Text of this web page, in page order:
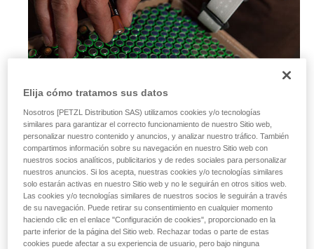
Elija cómo tratamos sus datos
Nosotros [PETZL Distribution SAS) utilizamos cookies y/o tecnologías
similares para garantizar el correcto funcionamiento de nuestro Sitio web,
personalizar nuestro contenido y anuncios, y analizar nuestro tráfico. También
compartimos información sobre su navegación en nuestro Sitio web con
nuestros socios analíticos, publicitarios y de redes sociales para personalizar
nuestros anuncios. Si los acepta, nuestras cookies y/o tecnologías similares
solo estarán activas en nuestro Sitio web y no le seguirán en otros sitios web.
Las cookies y/o tecnologías similares de nuestros socios le seguirán a través
de su navegación. Puede retirar su consentimiento en cualquier momento
haciendo clic en el enlace "Configuración de cookies", proporcionado en la
parte inferior de la página del Sitio web. Rechazar todas o parte de estas
cookies puede afectar a su experiencia de usuario, pero bajo ninguna